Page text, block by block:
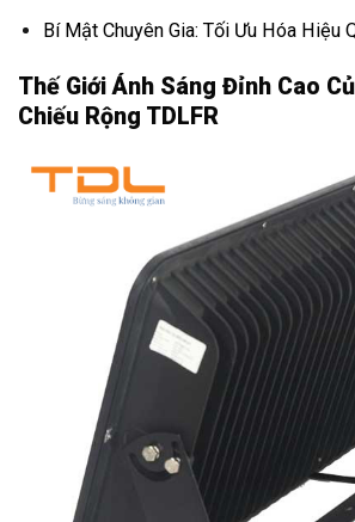
Bí Mật Chuyên Gia: Tối Ưu Hóa Hiệu
Thế Giới Ánh Sáng Đỉnh Cao
Chiếu Rộng TDLFR